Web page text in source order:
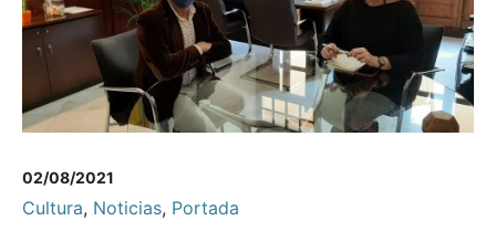
02/08/2021
Cultura, Noticias, Portada